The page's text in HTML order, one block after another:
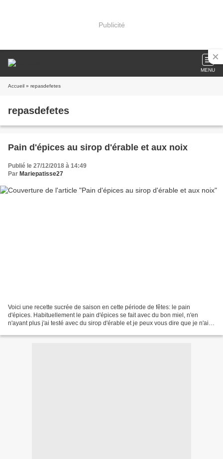
Publicité
MENU
Accueil » repasdefetes
repasdefetes
Pain d'épices au sirop d'érable et aux noix
Publié le 27/12/2018 à 14:49
Par Mariepatisse27
Voici une recette sucrée de saison en cette période de fêtes: le pain
d'épices. Habituellement le pain d'épices se fait avec du bon miel, n'en
n'ayant plus j'ai testé avec du sirop d'érable et je peux vous dire que je n'ai